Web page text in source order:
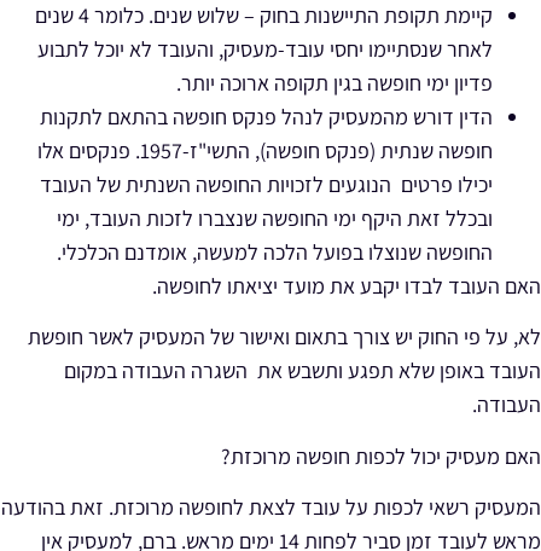
קיימת תקופת התיישנות בחוק – שלוש שנים. כלומר 4 שנים
לאחר שנסתיימו יחסי עובד-מעסיק, והעובד לא יוכל לתבוע
פדיון ימי חופשה בגין תקופה ארוכה יותר.
הדין דורש מהמעסיק לנהל פנקס חופשה בהתאם לתקנות
חופשה שנתית (פנקס חופשה), התשי"ז-1957. פנקסים אלו
יכילו פרטים הנוגעים לזכויות החופשה השנתית של העובד
ובכלל זאת היקף ימי החופשה שנצברו לזכות העובד, ימי
החופשה שנוצלו בפועל הלכה למעשה, אומדנם הכלכלי.
האם העובד לבדו יקבע את מועד יציאתו לחופשה.
לא, על פי החוק יש צורך בתאום ואישור של המעסיק לאשר חופשת
העובד באופן שלא תפגע ותשבש את השגרה העבודה במקום
העבודה.
האם מעסיק יכול לכפות חופשה מרוכזת?
המעסיק רשאי לכפות על עובד לצאת לחופשה מרוכזת. זאת בהודעה
מראש לעובד זמן סביר לפחות 14 ימים מראש. ברם, למעסיק אין